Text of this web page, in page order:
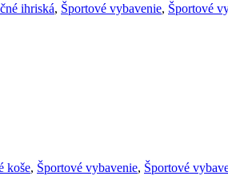
ihriská, Športové vybavenie, Športové
koše, Športové vybavenie, Športové